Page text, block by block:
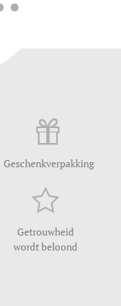
Geschenkverpakking
Getrouwheid
wordt beloond